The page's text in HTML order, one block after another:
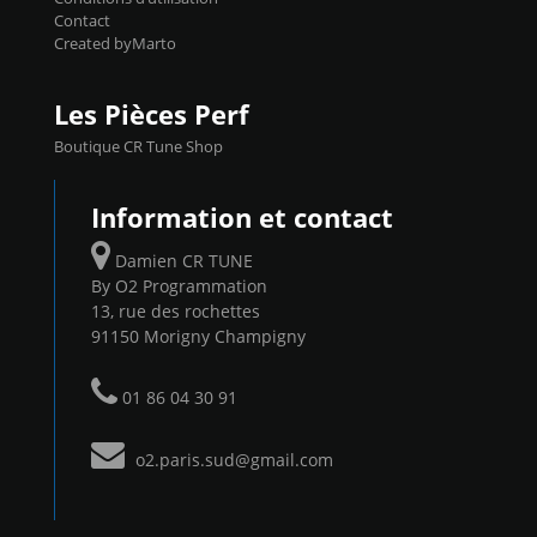
Contact
Created byMarto
Les Pièces Perf
Boutique CR Tune Shop
Information et contact
Damien CR TUNE
By O2 Programmation
13, rue des rochettes
91150 Morigny Champigny
01 86 04 30 91
o2.paris.sud@gmail.com